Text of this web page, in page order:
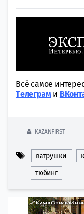
Всё самое
Tелеграми
KAZANFIRST
ватрушки
тюбинг